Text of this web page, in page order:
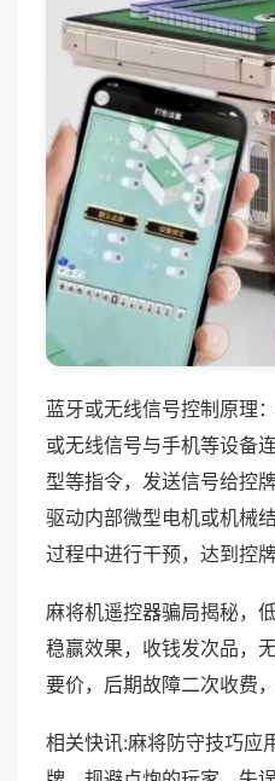
蓝牙或无线信号控制原理
或无线信号与手机等设备
型等指令，发送信号给控
驱动内部微型电机或机械
过程中进行干预，达到控牌
麻将机遥控器骗局揭秘，
稳赢效果，收钱发次品，
要价，后期故障二次收费
相关快讯:麻将防守技巧应